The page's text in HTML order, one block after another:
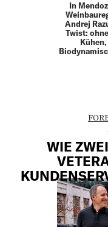
In
Andrej
Twist:
WIE